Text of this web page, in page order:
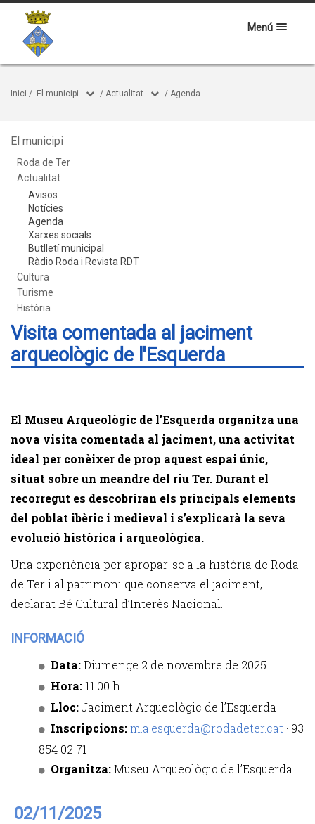
Menú
Inici / El municipi / Actualitat / Agenda
El municipi
Roda de Ter
Actualitat
Avisos
Notícies
Agenda
Xarxes socials
Butlletí municipal
Ràdio Roda i Revista RDT
Cultura
Turisme
Història
Visita comentada al jaciment
arqueològic de l'Esquerda
El Museu Arqueològic de l’Esquerda organitza una
nova visita comentada al jaciment, una activitat
ideal per conèixer de prop aquest espai únic,
situat sobre un meandre del riu Ter. Durant el
recorregut es descobriran els principals elements
del poblat ibèric i medieval i s’explicarà la seva
evolució històrica i arqueològica.
Una experiència per apropar-se a la història de Roda
de Ter i al patrimoni que conserva el jaciment,
declarat Bé Cultural d’Interès Nacional.
INFORMACIÓ
Data:Diumenge 2 de novembre de 2025
Hora: 11.00 h
Lloc:Jaciment Arqueològic de l’Esquerda
Inscripcions:m.a.esquerda@rodadeter.cat · 93
854 02 71
Organitza:Museu Arqueològic de l’Esquerda
02/11/2025